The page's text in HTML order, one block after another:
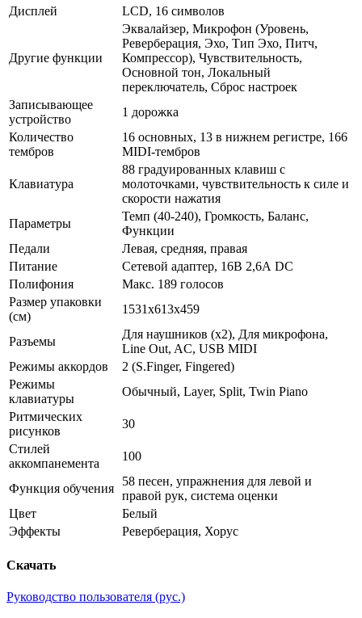
Дисплей LCD, 16 символов
Другие функции
Эквалайзер, Микрофон (Уровень,
Реверберация, Эхо, Тип Эхо, Питч,
Компрессор), Чувствительность,
Основной тон, Локальный
переключатель, Сброс настроек
Записывающее
устройство
1 дорожка
Количество
тембров
16 основных, 13 в нижнем регистре, 166
MIDI-тембров
Клавиатура
88 градуированных клавиш с
молоточками, чувствительность к силе и
скорости нажатия
Параметры
Темп (40-240), Громкость, Баланс,
Функции
Педали
Левая, средняя, правая
Питание
Сетевой адаптер, 16В 2,6А DC
Полифония
Макс. 189 голосов
Размер упаковки
(см)
1531x613x459
Разъемы
Для наушников (х2), Для микрофона,
Line Out, AC, USB MIDI
Режимы аккордов
2 (S.Finger, Fingered)
Режимы
клавиатуры
Обычный, Layer, Split, Twin Piano
Ритмических
рисунков
30
Стилей
аккомпанемента
100
Функция обучения
58 песен, упражнения для левой и
правой рук, система оценки
Цвет
Белый
Эффекты
Реверберация, Хорус
Скачать
Руководство пользователя (рус.)